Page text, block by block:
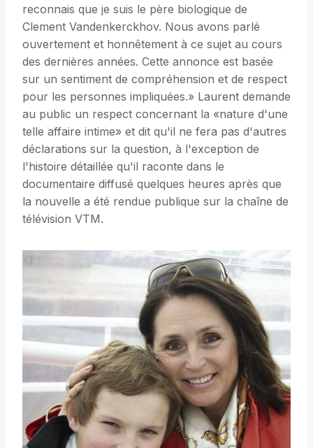
reconnais que je suis le père biologique de
Clement Vandenkerckhov. Nous avons parlé
ouvertement et honnêtement à ce sujet au cours
des dernières années. Cette annonce est basée
sur un sentiment de compréhension et de respect
pour les personnes impliquées.» Laurent demande
au public un respect concernant la «nature d'une
telle affaire intime» et dit qu'il ne fera pas d'autres
déclarations sur la question, à l'exception de
l'histoire détaillée qu'il raconte dans le
documentaire diffusé quelques heures après que
la nouvelle a été rendue publique sur la chaîne de
télévision VTM.